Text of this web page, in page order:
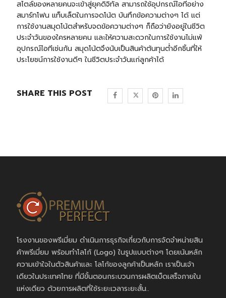
สไตล์ของหลายคนจะเข้าสู่ยุคดิจิทัล สามารถใช้อุปกรณ์ไอทีอย่าง
สมาร์ทโฟน แท็บเล็ตในการจดโน้ต บันทึกข้อความต่างๆ ได้ แต่
การใช้งานสมุดโน้ตสำหรับจดข้อความต่างๆ ก็ถือว่ายังอยู่ในชีวิต
ประจำวันของใครหลายคน และให้ความสะดวกในการใช้งานไม่แพ้
อุปกรณ์ไอทีเช่นกัน สมุดโน้ตจึงนับเป็นสินค้าต้นทุนต่ำอีกชิ้นที่ให้
ประโยชน์การใช้งานดีๆ ในชีวิตประจำวันแก่ลูกค้าได้
SHARE THIS POST
โรงงานของพรีเมี่ยม ดำเนินการธุรกิจเกี่ยวกับการจัดจำหน่ายสิน
ค้าพรีเมี่ยม พร้อมทำโลโก้ (Logo) ในรูปแบบต่างๆ โดยเน้นหลัก
ความเข้าใจในตัวสินค้าและ โลโก้ของลูกค้าเป็นหลัก เราเป็นเจ้า
เดียวในประเทศไทย ที่มีขั้นตอนกระบวนการผลิตเบ็ดเสร็จภายใน
แห่งเดียว ด้วยการผลิตที่ใช้ระยะเวลาระยะสั้น..